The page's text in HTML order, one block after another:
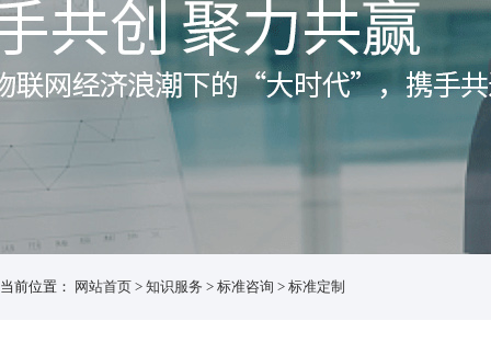
当前位置： 网站首页 > 知识服务 > 标准咨询 > 标准定制